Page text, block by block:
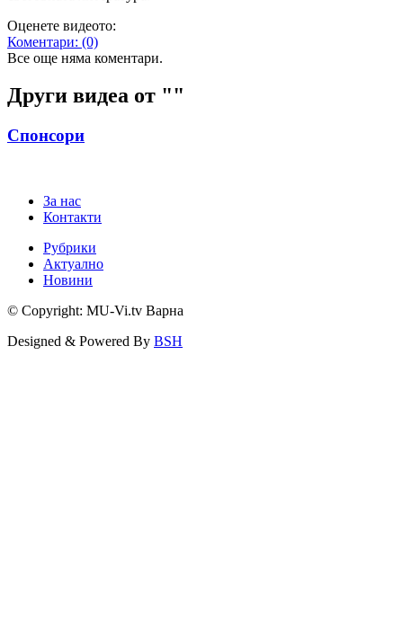
Оценете видеото:
Коментари: (0)
Все още няма коментари.
Други видеа от ""
Спонсори
За нас
Контакти
Рубрики
Актуално
Новини
© Copyright: MU-Vi.tv Варна
Designed & Powered By BSH